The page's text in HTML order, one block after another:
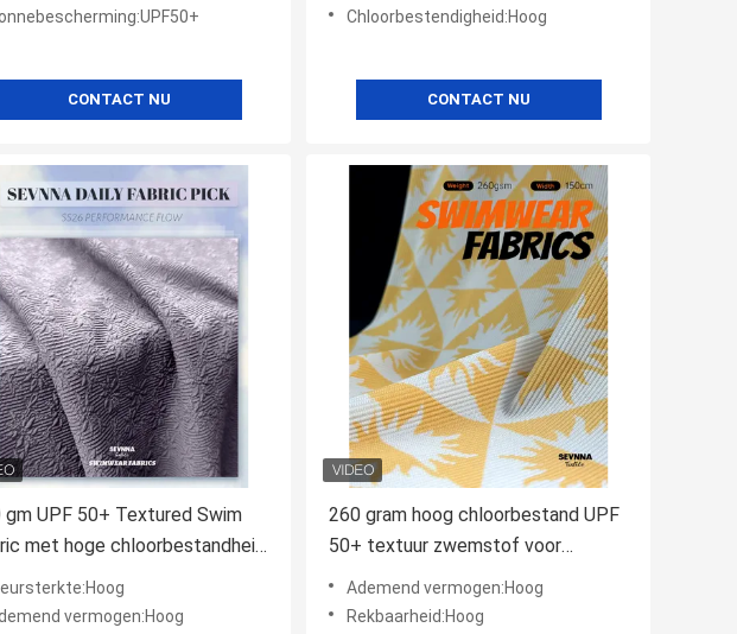
CONTACT NU
Chloorbestendigheid:Hoog
CONTACT NU
gm UPF 50+ Textured Swim
met hoge chloorbestandheid
duurzame zwembroeken
vermogen:Hoog
260 gram hoog chloorbestand UPF
50+ textuur zwemstof voor
duurzame zwembroek
Ademend vermogen:Hoog
Rekbaarheid:Hoog